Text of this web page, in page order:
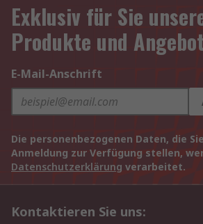
Exklusiv für Sie
Produkte und
E-Mail-Anschrift
Die personenbezogenen Daten, die
Anmeldung zur Verfügung stellen,
Datenschutzerklärung verarbeitet.
Kontaktieren Sie uns: